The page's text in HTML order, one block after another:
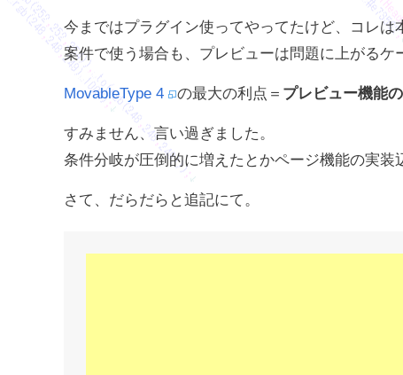
今まではプラグイン使ってやってたけど、コレは
案件で使う場合も、プレビューは問題に上がるケ
MovableType 4 の最大の利点＝ プレビュー機能の
すみません、言い過ぎました。
条件分岐が圧倒的に増えたとかページ機能の実装
さて、だらだらと追記にて。